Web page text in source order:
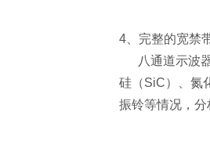
4、完整的宽禁
八通道示波
硅（SiC）、氮
振铃等情况，